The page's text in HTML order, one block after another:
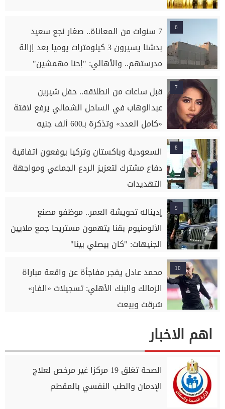
6
7 سنوات من المعاناة.. صغار نجع سعيد
بدشنا يسيرون 3 كيلومترات يوميا بعد إزالة
مدرستهم.. والأهالي: "إحنا مهمشين"
7
قبل ساعات من انطلاقه.. حفل شيرين
عبدالوهاب في الساحل الشمالي يرفع لافتة
«كامل العدد» وتذكرة بـ600 ألف جنيه
8
السعودية وباكستان وتركيا يوفعون اتفاقية
دفاع مشترك لتعزيز الردع الجماعي ومواجهة
التهديدات
9
إديناله تحويشة العمر.. موظفو مصنع
الألومنيوم بقنا يتهمون مستريحا جمع ملايين
الجنيهات: "كان بيصلي بينا"
10
محمد عادل يفجر مفاجأة عن واقعة مباراة
الزمالك والبنك الأهلي: تسجيلات «الفار»
سُرقت وبيعت
اهم الاخبار
الصحة تغلق 19 مركزا غير مرخص لعلاج
الإدمان والطب النفسي بالمقطم